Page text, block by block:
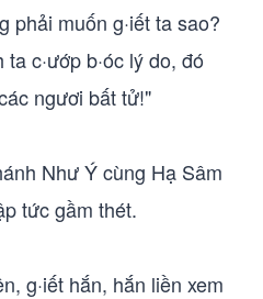
phải muốn g·iết ta sao?
c·ướp b·óc lý do, đó
ngươi bất tử!"
Như Ý cùng Hạ Sâm
tức gầm thét.
g·iết hắn, hắn liền xem